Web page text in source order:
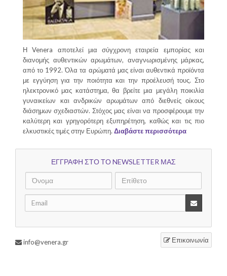
Η Venera αποτελεί μια σύγχρονη εταιρεία εμπορίας και
διανομής αυθεντικών αρωμάτων, αναγνωρισμένης μάρκας,
από το 1992. Όλα τα αρώματά μας είναι αυθεντικά προϊόντα
με εγγύηση για την ποιότητα και την προέλευσή τους. Στο
ηλεκτρονικό μας κατάστημα, θα βρείτε μια μεγάλη ποικιλία
γυναικείων και ανδρικών αρωμάτων από διεθνείς οίκους
διάσημων σχεδιαστών. Στόχος μας είναι να προσφέρουμε την
καλύτερη και γρηγορότερη εξυπηρέτηση, καθώς και τις πιο
ελκυστικές τιμές στην Ευρώπη. Διαβάστε περισσότερα
ΕΓΓΡΑΦΗ ΣΤΟ ΤΟ NEWSLETTER ΜΑΣ
Επικοινωνία
info@venera.gr